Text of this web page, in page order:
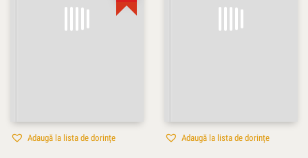
Adaugă la lista de dorințe Adaugă la lista de dorințe